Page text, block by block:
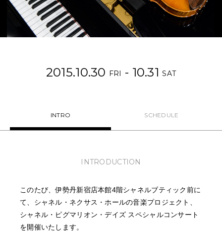
NEWS
ABOUT US
2015.10.30 FRI - 10.31SAT
INTRO SCHEDULE
INTRODUCTION
このたび、伊勢丹新宿店本館4階シャネルブティック前に
て、シャネル・ネクサス・ホールの音楽プロジェクト、
シャネル・ピグマリオン・デイズ スペシャルコンサート
を開催いたします。